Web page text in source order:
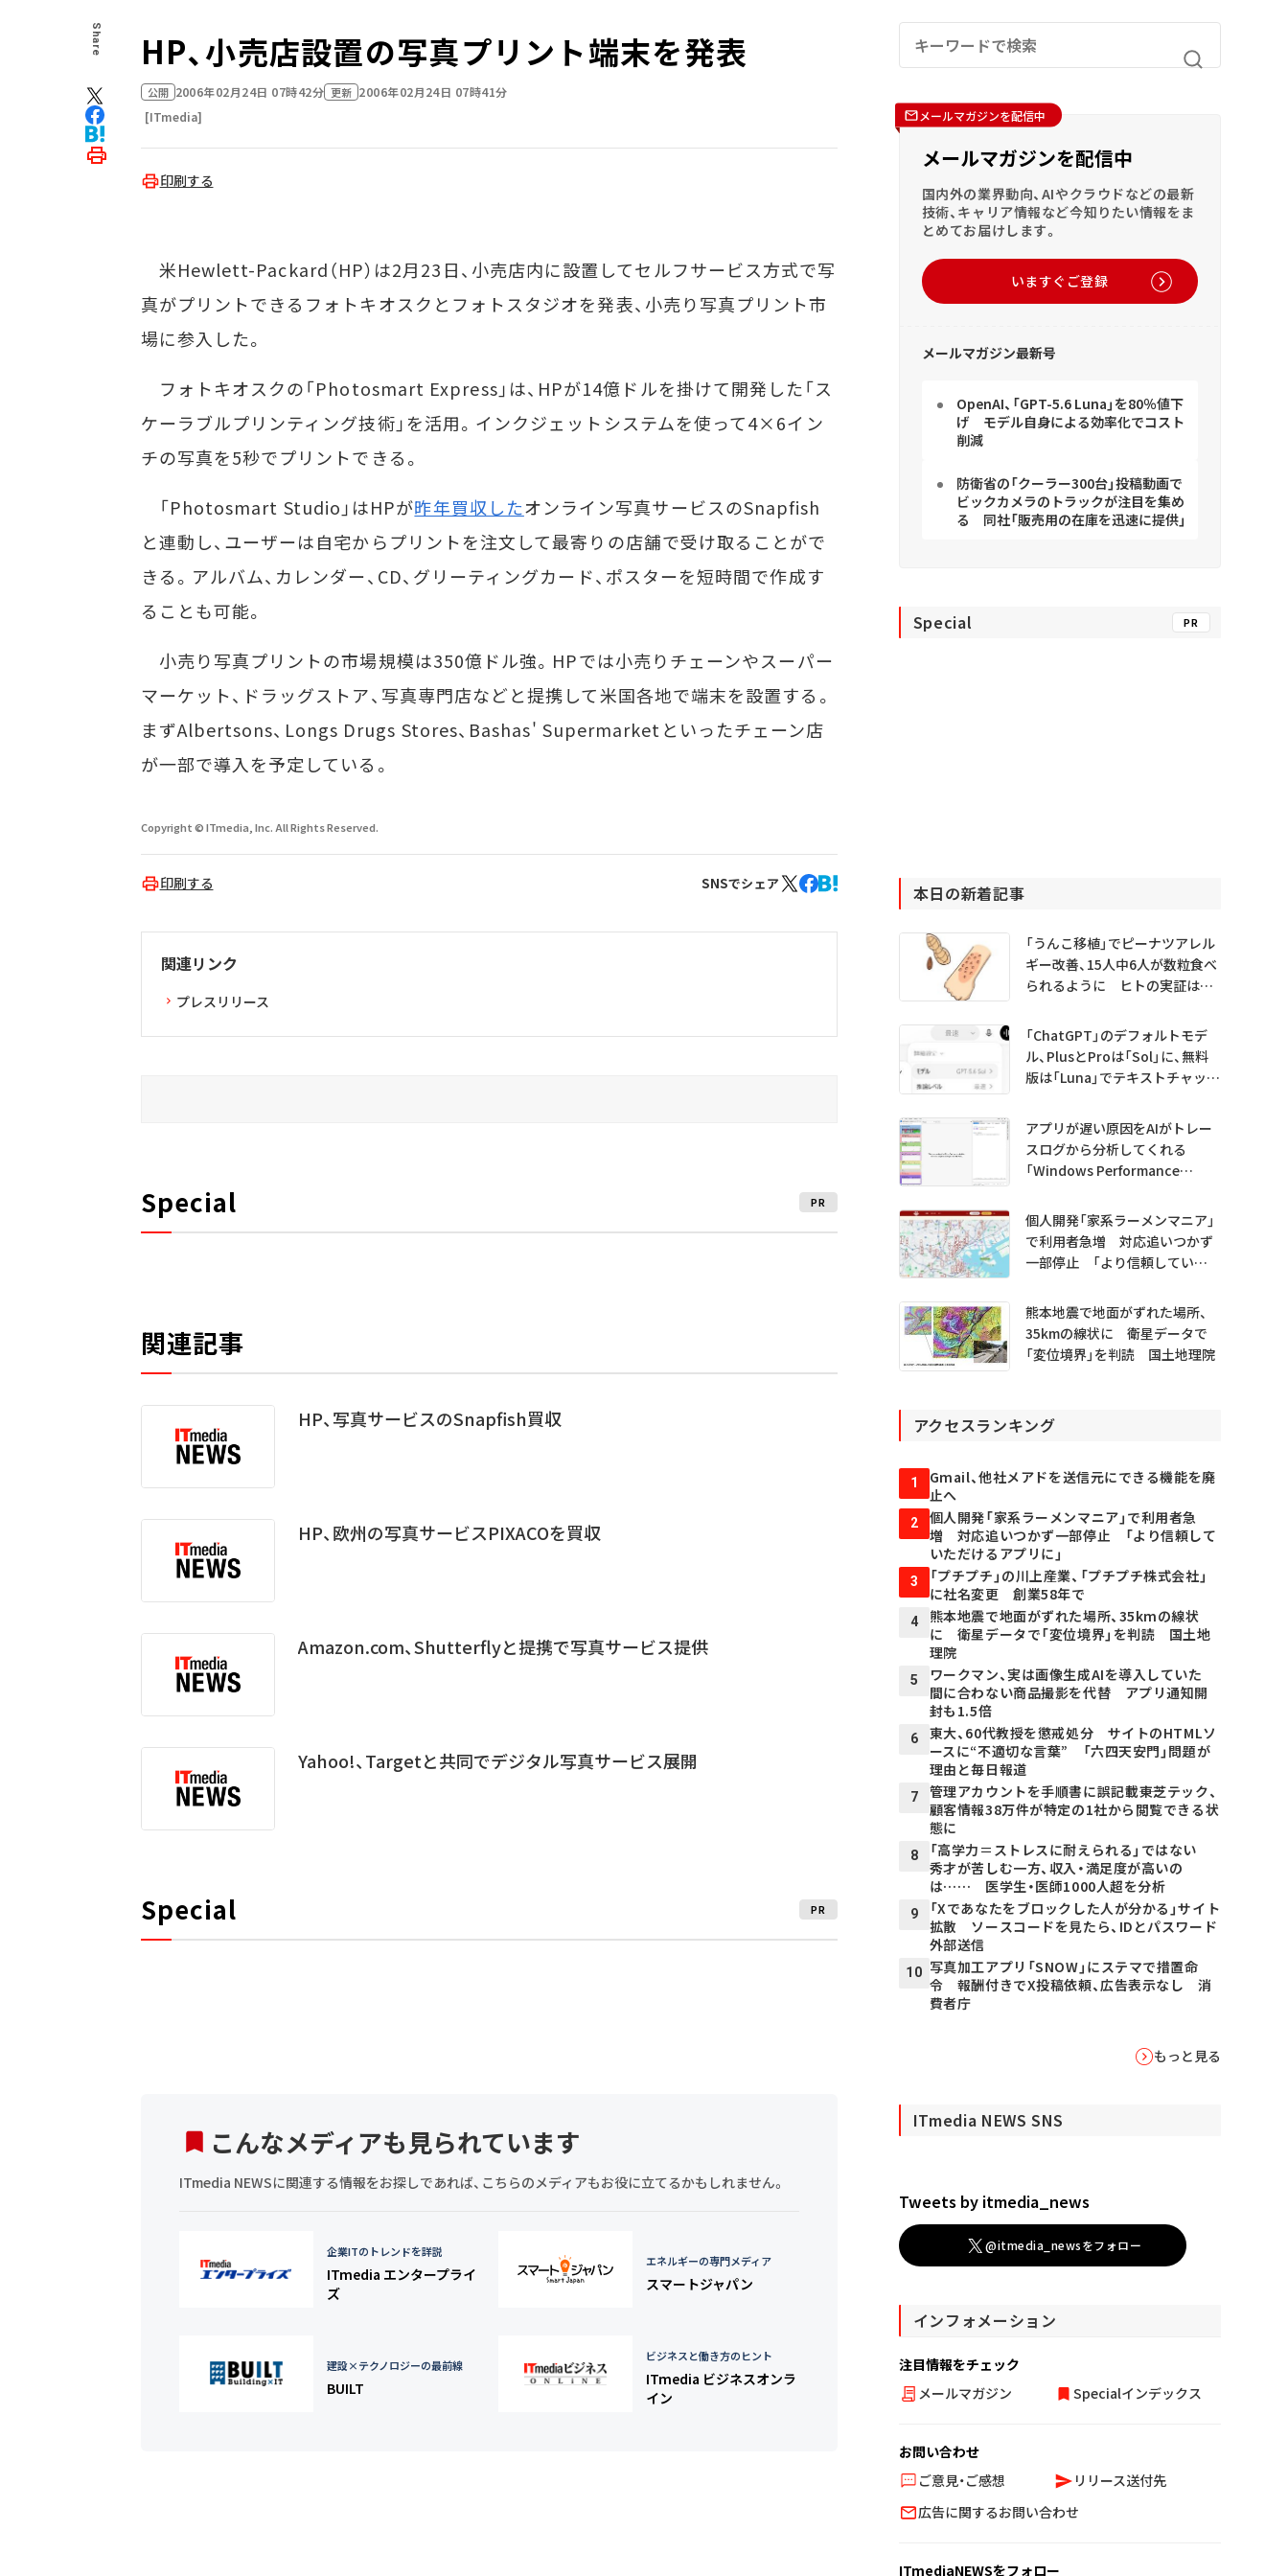
Share HP、小売店設置の写真プリント端末を発表
公開 2006年02月24日 07時42分 更新 2006年02月24日 07時41分
[ITmedia]
印刷する
米Hewlett-Packard（HP）は2月23日、小売店内に設置してセルフサービス方式で写
真がプリントできるフォトキオスクとフォトスタジオを発表、小売り写真プリント市
場に参入した。
フォトキオスクの「Photosmart Express」は、HPが14億ドルを掛けて開発した「ス
ケーラブルプリンティング技術」を活用。インクジェットシステムを使って4×6イン
チの写真を5秒でプリントできる。
「Photosmart Studio」はHPが昨年買収したオンライン写真サービスのSnapfish
と連動し、ユーザーは自宅からプリントを注文して最寄りの店舗で受け取ることがで
きる。アルバム、カレンダー、CD、グリーティングカード、ポスターを短時間で作成す
ることも可能。
小売り写真プリントの市場規模は350億ドル強。HPでは小売りチェーンやスーパー
マーケット、ドラッグストア、写真専門店などと提携して米国各地で端末を設置する。
まずAlbertsons、Longs Drugs Stores、Bashas' Supermarketといったチェーン店
が一部で導入を予定している。
Copyright © ITmedia, Inc. All Rights Reserved.
印刷する SNSでシェア
関連リンク
プレスリリース
Special PR
関連記事
HP、写真サービスのSnapfish買収
HP、欧州の写真サービスPIXACOを買収
Amazon.com、Shutterflyと提携で写真サービス提供
Yahoo!、Targetと共同でデジタル写真サービス展開
Special PR
こんなメディアも見られています
ITmedia NEWSに関連する情報をお探しであれば、こちらのメディアもお役に立てるかもしれません。
企業ITのトレンドを詳説
ITmedia エンタープライ
ズ
エネルギーの専門メディア
スマートジャパン
建設×テクノロジーの最前線
BUILT
ビジネスと働き方のヒント
ITmedia ビジネスオンラ
イン
メールマガジンを配信中
メールマガジンを配信中
国内外の業界動向、AIやクラウドなどの最新
技術、キャリア情報など今知りたい情報をま
とめてお届けします。
いますぐご登録
メールマガジン最新号
OpenAI、「GPT-5.6 Luna」を80％値下
げ モデル自身による効率化でコスト
削減
防衛省の「クーラー300台」投稿動画で
ビックカメラのトラックが注目を集め
る 同社「販売用の在庫を迅速に提供」
Special PR
本日の新着記事
「うんこ移植」でピーナツアレル
ギー改善、15人中6人が数粒食べ
られるように ヒトの実証は
「ChatGPT」のデフォルトモデ
ル、PlusとProは「Sol」に、無料
版は「Luna」でテキストチャット
アプリが遅い原因をAIがトレー
スログから分析してくれる
「Windows Performance
プレビュー公開
個人開発「家系ラーメンマニア」
で利用者急増 対応追いつかず
一部停止 「より信頼していた
熊本地震で地面がずれた場所、
35kmの線状に 衛星データで
「変位境界」を判読 国土地理院
アクセスランキング
1
Gmail、他社メアドを送信元にできる機能を廃
止へ
2
個人開発「家系ラーメンマニア」で利用者急
増 対応追いつかず一部停止 「より信頼して
いただけるアプリに」
3
「プチプチ」の川上産業、「プチプチ株式会社」
に社名変更 創業58年で
4
熊本地震で地面がずれた場所、35kmの線状
に 衛星データで「変位境界」を判読 国土地
理院
5
ワークマン、実は画像生成AIを導入していた
間に合わない商品撮影を代替 アプリ通知開
封も1.5倍
6
東大、60代教授を懲戒処分 サイトのHTMLソ
ースに“不適切な言葉” 「六四天安門」問題が
理由と毎日報道
7
管理アカウントを手順書に誤記載――東芝テック、
顧客情報38万件が特定の1社から閲覧できる状
態に
8
「高学力＝ストレスに耐えられる」ではない
秀才が苦しむ一方、収入・満足度が高いの
は…… 医学生・医師1000人超を分析
9
「Xであなたをブロックした人が分かる」サイト
拡散 ソースコードを見たら、IDとパスワード
外部送信
10 写真加工アプリ「SNOW」にステマで措置命
令 報酬付きでX投稿依頼、広告表示なし 消
費者庁
もっと見る
ITmedia NEWS SNS
Tweets by itmedia_news
@itmedia_newsをフォロー
インフォメーション
注目情報をチェック
メールマガジン
Specialインデックス
お問い合わせ
ご意見・ご感想
リリース送付先
広告に関するお問い合わせ
ITmediaNEWSをフォロー